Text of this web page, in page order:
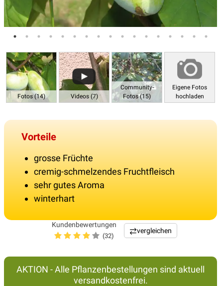
Fotos (14) Videos (7)
Community-
Fotos (15)
Eigene Fotos
hochladen
Vorteile
grosse Früchte
cremig-schmelzendes Fruchtfleisch
sehr gutes Aroma
winterhart
Kundenbewertungen
(32)
vergleichen
AKTION - Alle Pflanzenbestellungen sind aktuell
versandkostenfrei.